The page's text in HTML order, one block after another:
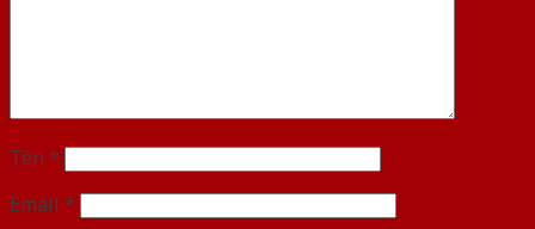
Tên *
Email *